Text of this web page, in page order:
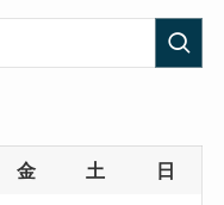
金 土 日